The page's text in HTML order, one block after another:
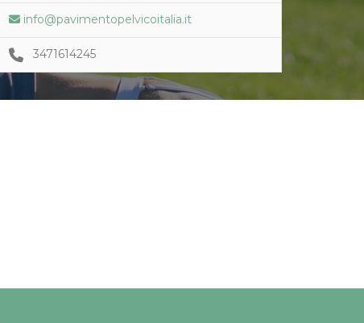
info@pavimentopelvicoitalia.it
3471614245